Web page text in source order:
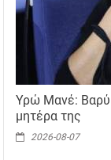
Υρώ Μανέ: Βαρύ
μητέρα της
2026-08-07